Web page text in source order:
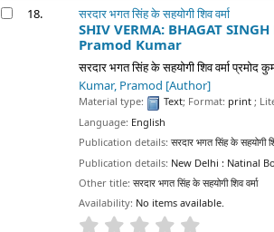
18. सरदार भगत सिंह के सहयोगी शिव वर्मा
SHIV VERMA: BHAGAT SINGH
Pramod Kumar
सरदार भगत सिंह के सहयोगी शिव वर्मा प्रमोद
Kumar, Pramod [Author]
Material type: Text; Format: print;
Language: English
Publication details:सरदार भगत सिंह के सहयोगी
Publication details: New Delhi : Natinal
Other title:सरदार भगत सिंह के सहयोगी शिव वर्मा
Availability: No items available.
star rating